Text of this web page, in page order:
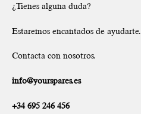
¿Tienes alguna duda?
Estaremos encantados de ayudarte.
Contacta con nosotros.
info@yourspares.es
+34 695 246 456